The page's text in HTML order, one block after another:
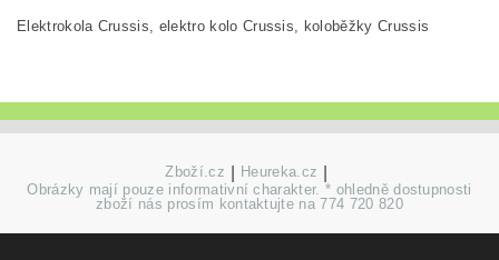
Elektrokola Crussis, elektro kolo Crussis, koloběžky Crussis
Zboží.cz Heureka.cz
Obrázky mají pouze informativní charakter. * ohledně dostupnosti
zboží nás prosím kontaktujte na 774 720 820